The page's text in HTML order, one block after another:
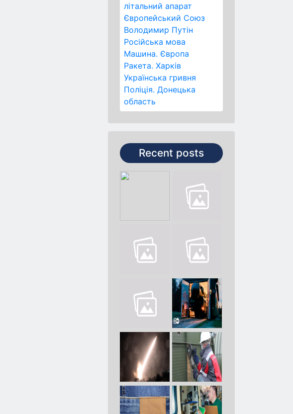
літальний апарат
Європейський Союз
Володимир Путін
Російська мова
Машина. Європа
Ракета. Харків
Українська гривня
Поліція. Донецька
область
Recent posts